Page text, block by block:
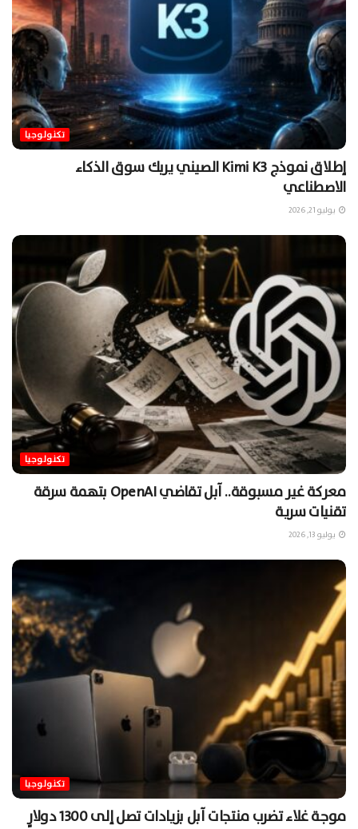
تكنولوجيا
إطلاق نموذج Kimi K3 الصيني يربك سوق الذكاء
الاصطناعي
يوليو 21, 2026
تكنولوجيا
معركة غير مسبوقة.. آبل تقاضي OpenAI بتهمة سرقة
تقنيات سرية
يوليو 13, 2026
تكنولوجيا
موجة غلاء تضرب منتجات آبل بزيادات تصل إلى 1300 دولارٍ